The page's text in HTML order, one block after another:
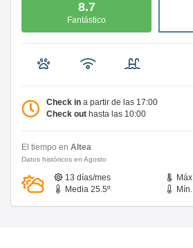
8.7
Fantástico
Check in a partir de las 17:00
Check out hasta las 10:00
El tiempo en Altea
Datos históricos en Agosto
13 días/mes
Media 25.5º